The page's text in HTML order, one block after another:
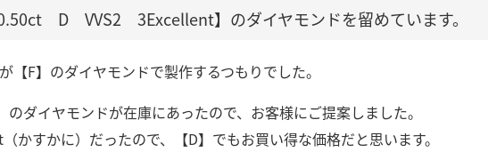
D VVS2 3Excellent】のダイヤモンドを留めています。
【F】のダイヤモンドで製作するつもりでした。
のダイヤモンドが在庫にあったので、お客様にご提案しました。
かすかに）だったので、【D】でもお買い得な価格だと思います。